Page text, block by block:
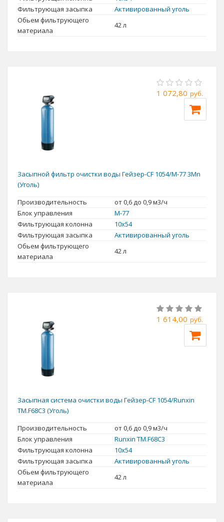
Фильтрующая засыпка
Активированный уголь
Обьем фильтрующего
материала
42 л
1 072,80 руб.
Засыпной фильтр очистки воды Гейзер-CF 1054/M-77 3Mn
(Уголь)
Производительность
от 0,6 до 0,9 м3/ч
Блок управления
M-77
Фильтрующая колонна
10x54
Фильтрующая засыпка
Активированный уголь
Обьем фильтрующего
материала
42 л
1 614,00 руб.
Засыпная система очистки воды Гейзер-CF 1054/Runxin
TM.F68C3 (Уголь)
Производительность
от 0,6 до 0,9 м3/ч
Блок управления
Runxin TM.F68С3
Фильтрующая колонна
10x54
Фильтрующая засыпка
Активированный уголь
Обьем фильтрующего
материала
42 л